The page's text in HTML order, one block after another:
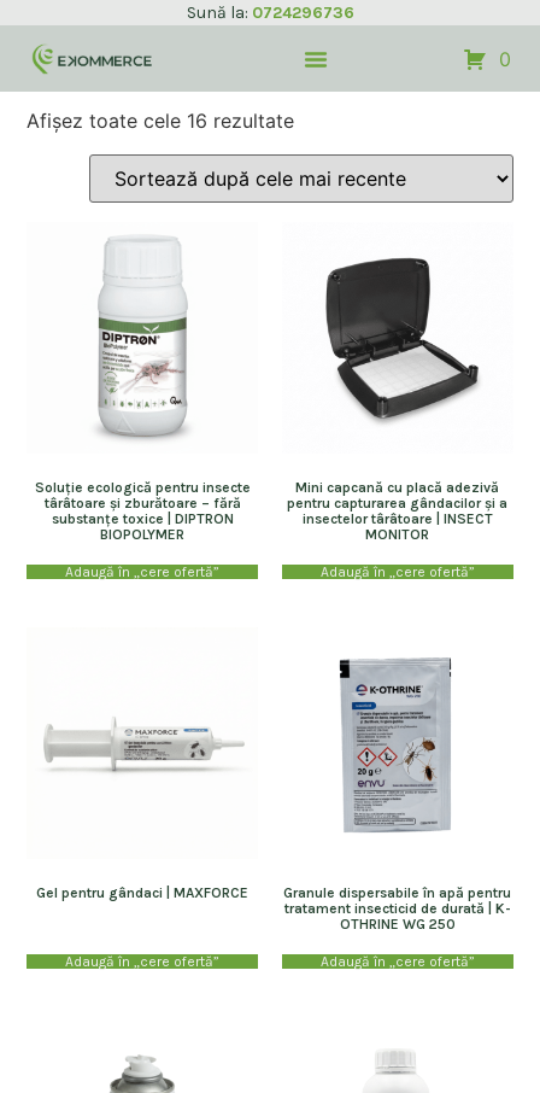
Sună la: 0724296736
0
Afișez toate cele 16 rezultate
Soluție ecologică pentru insecte
târâtoare și zburătoare – fără
substanțe toxice | DIPTRON
BIOPOLYMER
Adaugă în „cere ofertă”
Mini capcană cu placă adezivă
pentru capturarea gândacilor și a
insectelor târâtoare | INSECT
MONITOR
Adaugă în „cere ofertă”
Gel pentru gândaci | MAXFORCE
Adaugă în „cere ofertă”
Granule dispersabile în apă pentru
tratament insecticid de durată | K-
OTHRINE WG 250
Adaugă în „cere ofertă”